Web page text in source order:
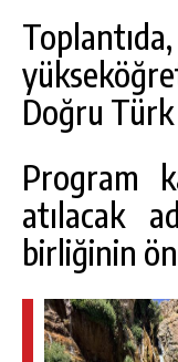
Doğru Türk
Program
atılacak
birliğinin
GÖKSUN